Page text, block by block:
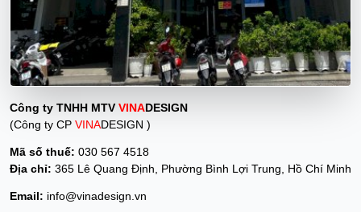
Công ty TNHH MTVVINADESIGN
(Công ty CP VINADESIGN )
Mã số thuế: 030 567 4518
Địa chỉ: 365 Lê Quang Định, Phường Bình Lợi Trung, Hồ Chí Minh
Email: info@vinadesign.vn